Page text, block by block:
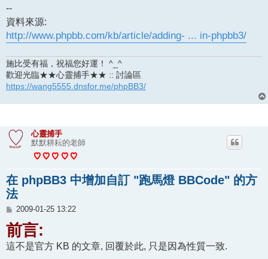
--
資料來源:
http://www.phpbb.com/kb/article/adding- ... in-phpbb3/
施比受有福，祝福您好運！ ^_^
歡迎光臨★★心靈捕手★★ :: 討論區
https://wang5555.dnsfor.me/phpBB3/
心靈捕手
默默耕耘的老師
在 phpBB3 中增加自訂 "跑馬燈 BBCode" 的方
法
文
2009-01-25 13:22
前言:
這不是官方 KB 的文章, 回覆於此, 只是因為性質一致.